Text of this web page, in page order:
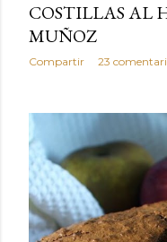
COSTILLAS AL
MUÑOZ
Compartir 23